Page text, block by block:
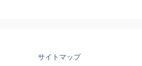
サイトマップ